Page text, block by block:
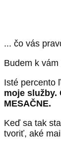
... čo vás
Budem k
Isté percento
moje služby.
MESAČNE.
Keď sa tak
tvoriť, aké